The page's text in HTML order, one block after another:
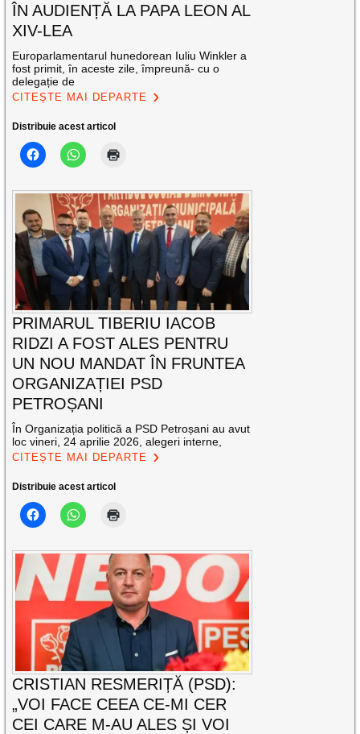
ÎN AUDIENȚĂ LA PAPA LEON AL
XIV-LEA
Europarlamentarul hunedorean Iuliu Winkler a
fost primit, în aceste zile, împreună- cu o
delegație de
CITEȘTE MAI DEPARTE
Distribuie acest articol
PRIMARUL TIBERIU IACOB
RIDZI A FOST ALES PENTRU
UN NOU MANDAT ÎN FRUNTEA
ORGANIZAȚIEI PSD
PETROȘANI
În Organizația politică a PSD Petroșani au avut
loc vineri, 24 aprilie 2026, alegeri interne,
CITEȘTE MAI DEPARTE
Distribuie acest articol
CRISTIAN RESMERIȚĂ (PSD):
„VOI FACE CEEA CE-MI CER
CEI CARE M-AU ALES ȘI VOI